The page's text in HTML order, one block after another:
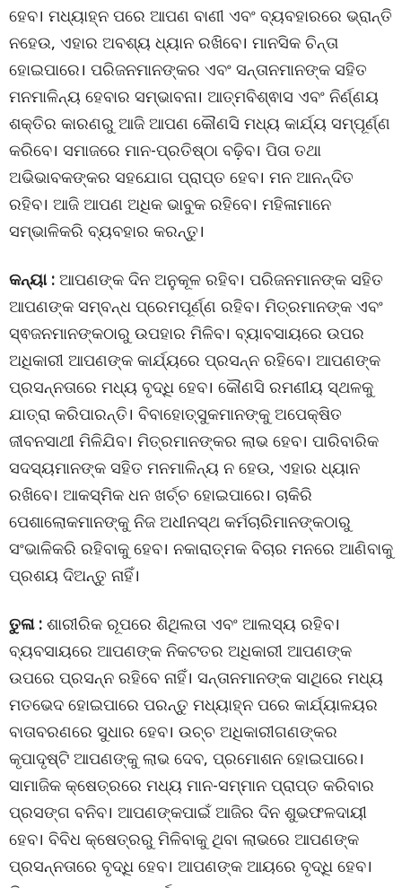
ହେବ। ମଧ୍ୟାହ୍ନ ପରେ ଆପଣ ବାଣୀ ଏବଂ ବ୍ୟବହାରରେ ଭ୍ରାନ୍ତି
ନହେଉ, ଏହାର ଅବଶ୍ୟ ଧ୍ୟାନ ରଖିବେ। ମାନସିକ ଚିନ୍ତା
ହୋଇପାରେ। ପରିଜନମାନଙ୍କର ଏବଂ ସନ୍ତାନମାନଙ୍କ ସହିତ
ମନମାଳିନ୍ୟ ହେବାର ସମ୍ଭାବନା। ଆତ୍ମବିଶ୍ଵାସ ଏବଂ ନିର୍ଣ୍ଣୟ
ଶକ୍ତିର କାରଣରୁ ଆଜି ଆପଣ କୌଣସି ମଧ୍ୟ କାର୍ଯ୍ୟ ସମ୍ପୂର୍ଣ୍ଣ
କରିବେ। ସମାଜରେ ମାନ-ପ୍ରତିଷ୍ଠା ବଢ଼ିବ। ପିତା ତଥା
ଅଭିଭାବକଙ୍କର ସହଯୋଗ ପ୍ରାପ୍ତ ହେବ। ମନ ଆନନ୍ଦିତ
ରହିବ। ଆଜି ଆପଣ ଅଧିକ ଭାବୁକ ରହିବେ। ମହିଳାମାନେ
ସମ୍ଭାଳିକରି ବ୍ୟବହାର କରନ୍ତୁ।
କନ୍ୟା : ଆପଣଙ୍କ ଦିନ ଅନୁକୂଳ ରହିବ। ପରିଜନମାନଙ୍କ ସହିତ
ଆପଣଙ୍କ ସମ୍ବନ୍ଧ ପ୍ରେମପୂର୍ଣ୍ଣ ରହିବ। ମିତ୍ରମାନଙ୍କ ଏବଂ
ସ୍ଵଜନମାନଙ୍କଠାରୁ ଉପହାର ମିଳିବ। ବ୍ୟାବସାୟରେ ଉପର
ଅଧିକାରୀ ଆପଣଙ୍କ କାର୍ଯ୍ୟରେ ପ୍ରସନ୍ନ ରହିବେ। ଆପଣଙ୍କ
ପ୍ରସନ୍ନତାରେ ମଧ୍ୟ ବୃଦ୍ଧି ହେବ। କୌଣସି ରମଣୀୟ ସ୍ଥଳକୁ
ଯାତ୍ରା କରିପାରନ୍ତି। ବିବାହୋତ୍ସୁକମାନଙ୍କୁ ଅପେକ୍ଷିତ
ଜୀବନସାଥୀ ମିଳିଯିବ। ମିତ୍ରମାନଙ୍କର ଲାଭ ହେବ। ପାରିବାରିକ
ସଦସ୍ୟମାନଙ୍କ ସହିତ ମନମାଳିନ୍ୟ ନ ହେଉ, ଏହାର ଧ୍ୟାନ
ରଖିବେ। ଆକସ୍ମିକ ଧନ ଖର୍ଚ୍ଚ ହୋଇପାରେ। ଚାକିରି
ପେଶାଲୋକମାନଙ୍କୁ ନିଜ ଅଧୀନସ୍ଥ କର୍ମଚାରିମାନଙ୍କଠାରୁ
ସଂଭାଳିକରି ରହିବାକୁ ହେବ। ନକାରାତ୍ମକ ବିଚାର ମନରେ ଆଣିବାକୁ
ପ୍ରଶୟ ଦିଅନ୍ତୁ ନାହିଁ।
ତୁଳା : ଶାରୀରିକ ରୂପରେ ଶିଥିଲତା ଏବଂ ଆଲସ୍ୟ ରହିବ।
ବ୍ୟବସାୟରେ ଆପଣଙ୍କ ନିକଟତର ଅଧିକାରୀ ଆପଣଙ୍କ
ଉପରେ ପ୍ରସନ୍ନ ରହିବେ ନାହିଁ। ସନ୍ତାନମାନଙ୍କ ସାଥିରେ ମଧ୍ୟ
ମତଭେଦ ହୋଇପାରେ ପରନ୍ତୁ ମଧ୍ୟାହ୍ନ ପରେ କାର୍ଯ୍ୟାଳୟର
ବାତାବରଣରେ ସୁଧାର ହେବ। ଉଚ୍ଚ ଅଧିକାରୀଗଣଙ୍କର
କୃପାଦୃଷ୍ଟି ଆପଣଙ୍କୁ ଲାଭ ଦେବ, ପ୍ରମୋଶନ ହୋଇପାରେ।
ସାମାଜିକ କ୍ଷେତ୍ରରେ ମଧ୍ୟ ମାନ-ସମ୍ମାନ ପ୍ରାପ୍ତ କରିବାର
ପ୍ରସଙ୍ଗ ବନିବ। ଆପଣଙ୍କପାଇଁ ଆଜିର ଦିନ ଶୁଭଫଳଦାୟୀ
ହେବ। ବିବିଧ କ୍ଷେତ୍ରରୁ ମିଳିବାକୁ ଥିବା ଲାଭରେ ଆପଣଙ୍କ
ପ୍ରସନ୍ନତାରେ ବୃଦ୍ଧି ହେବ। ଆପଣଙ୍କ ଆୟରେ ବୃଦ୍ଧି ହେବ।